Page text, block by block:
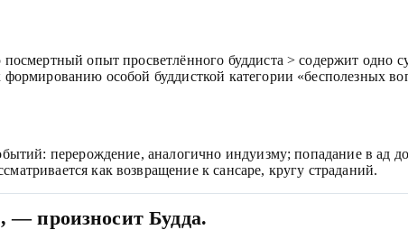
опыт просветлённого буддиста > содержит одно
особой буддисткой категории «бесполезных
перерождение, аналогично индуизму; попадание в ад
как возвращение к сансаре, кругу страданий.
— произносит Будда.